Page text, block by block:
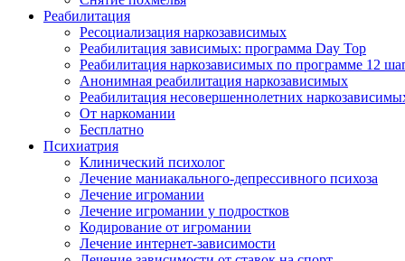
Реабилитация
Ресоциализация наркозависимых
Реабилитация зависимых: программа Day Top
Реабилитация наркозависимых по программе 12
Анонимная реабилитация наркозависимых
Реабилитация несовершеннолетних
От наркомании
Бесплатно
Психиатрия
Клинический психолог
Лечение маниакального-депрессивного психоза
Лечение игромании
Лечение игромании у подростков
Кодирование от игромании
Лечение интернет-зависимости